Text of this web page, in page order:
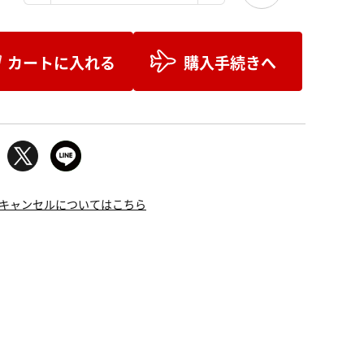
カートに入れる 購入手続きへ
ャンセルについてはこちら